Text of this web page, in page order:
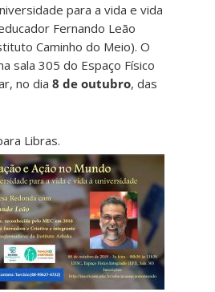
para a vida e vida
Fernando Leão
Caminho do Meio). O
sala 305 do Espaço Físico
no dia8 de outubro, das
Libras.